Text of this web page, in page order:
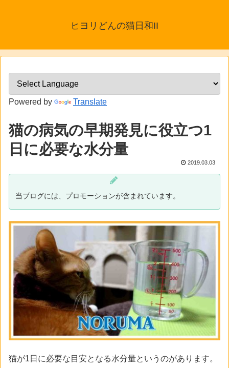
ヒヨリどんの猫日和II
Powered by Translate
猫の病気の早期発見に役立つ1
日に必要な水分量
2019.03.03
当ブログには、プロモーションが含まれています。
猫が1日に必要な目安となる水分量というのがあります。